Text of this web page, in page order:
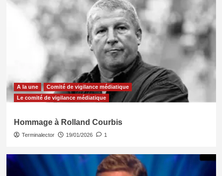
A la une
Comité de vigilance médiatique
Le comité de vigilance médiatique
Hommage à Rolland Courbis
Terminalector 19/01/2026 1